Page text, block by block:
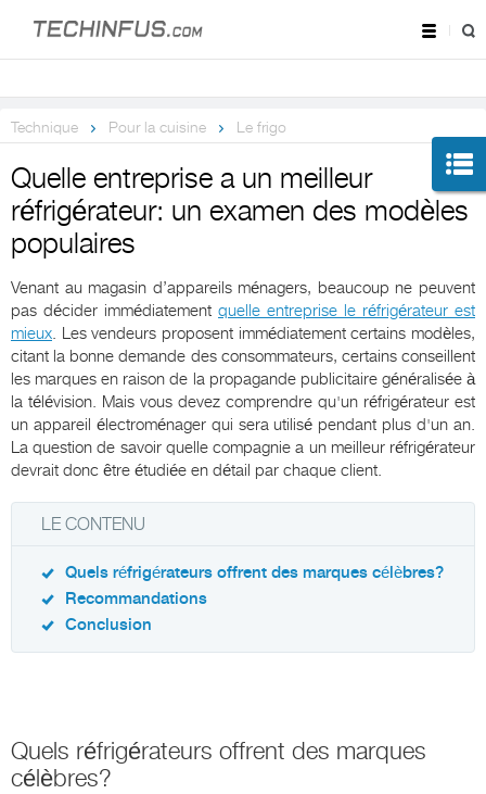
Technique Pour la cuisine Le frigo
Quelle entreprise a un meilleur
réfrigérateur: un examen des modèles
populaires
Venant au magasin d’appareils ménagers, beaucoup ne peuvent
pas décider immédiatement quelle entreprise le réfrigérateur est
mieux. Les vendeurs proposent immédiatement certains modèles,
citant la bonne demande des consommateurs, certains conseillent
les marques en raison de la propagande publicitaire généralisée à
la télévision. Mais vous devez comprendre qu'un réfrigérateur est
un appareil électroménager qui sera utilisé pendant plus d'un an.
La question de savoir quelle compagnie a un meilleur réfrigérateur
devrait donc être étudiée en détail par chaque client.
LE CONTENU
Quels réfrigérateurs offrent des marques célèbres?
Recommandations
Conclusion
Quels réfrigérateurs offrent des marques
célèbres?